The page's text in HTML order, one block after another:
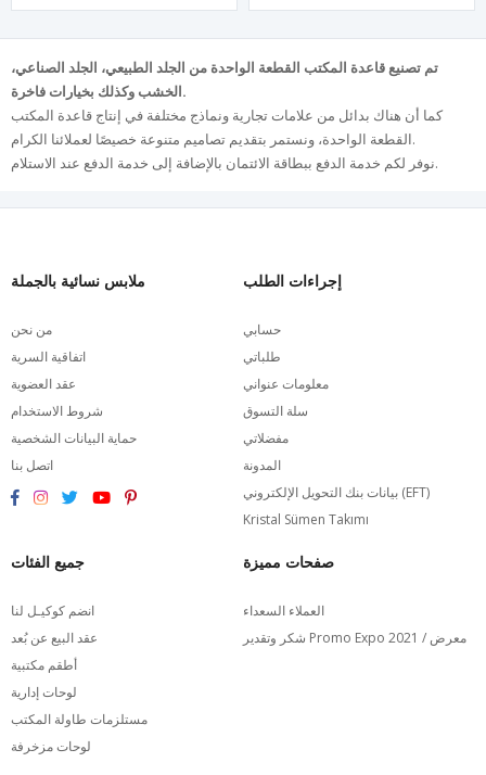
تم تصنيع قاعدة المكتب القطعة الواحدة من الجلد الطبيعي، الجلد الصناعي،
الخشب وكذلك بخيارات فاخرة.
كما أن هناك بدائل من علامات تجارية ونماذج مختلفة في إنتاج قاعدة المكتب
القطعة الواحدة، ونستمر بتقديم تصاميم متنوعة خصيصًا لعملائنا الكرام.
نوفر لكم خدمة الدفع ببطاقة الائتمان بالإضافة إلى خدمة الدفع عند الاستلام.
ملابس نسائية بالجملة
من نحن
اتفاقية السرية
عقد العضوية
شروط الاستخدام
حماية البيانات الشخصية
اتصل بنا
إجراءات الطلب
حسابي
طلباتي
معلومات عنواني
سلة التسوق
مفضلاتي
المدونة
بيانات بنك التحويل الإلكتروني (EFT)
Kristal Sümen Takımı
جميع الفئات
انضم كوكيـل لنا
عقد البيع عن بُعد
أطقم مكتبية
لوحات إدارية
مستلزمات طاولة المكتب
لوحات مزخرفة
صفحات مميزة
العملاء السعداء
شكر وتقدير Promo Expo 2021 / معرض